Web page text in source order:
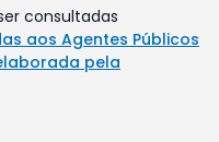
consultadas
aos Agentes Públicos
pela